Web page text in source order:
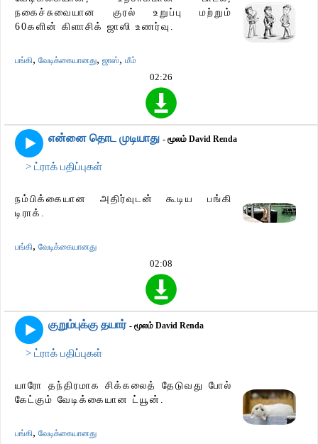
நகைச்சுவையான குரல் உறுப்பு மற்றும்
60களின் கிளாசிக் ஜாஸி உணர்வு.
பங்கி, வேடிக்கையானது, ஜாஸ், மீம்
02:26
என்னை தொட முடியாது - மூலம் David Renda
> ட்ராக் பதிப்புகள்
நம்பிக்கையான அதிர்வுடன் கூடிய பங்கி
டிராக்.
பங்கி, வேடிக்கையானது
02:08
குறும்புக்கு தயார் - மூலம் David Renda
> ட்ராக் பதிப்புகள்
யாரோ தந்திரமாக சிக்கலைத் தேடுவது போல்
கேட்கும் வேடிக்கையான ட்யூன்.
பங்கி, வேடிக்கையானது